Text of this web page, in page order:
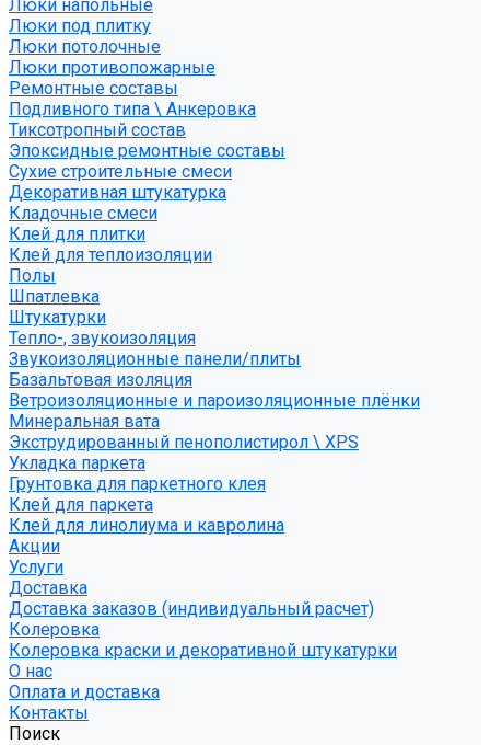
Люки напольные
Люки под плитку
Люки потолочные
Люки противопожарные
Ремонтные составы
Подливного типа \ Анкеровка
Тиксотропный состав
Эпоксидные ремонтные составы
Сухие строительные смеси
Декоративная штукатурка
Кладочные смеси
Клей для плитки
Клей для теплоизоляции
Полы
Шпатлевка
Штукатурки
Тепло-, звукоизоляция
Звукоизоляционные панели/плиты
Базальтовая изоляция
Ветроизоляционные и пароизоляционные плёнки
Минеральная вата
Экструдированный пенополистирол \ XPS
Укладка паркета
Грунтовка для паркетного клея
Клей для паркета
Клей для линолиума и кавролина
Акции
Услуги
Доставка
Доставка заказов (индивидуальный расчет)
Колеровка
Колеровка краски и декоративной штукатурки
О нас
Оплата и доставка
Контакты
Поиск